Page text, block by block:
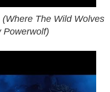
The Wild Wolves
Powerwolf)